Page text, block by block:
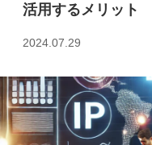
活用するメリット
2024.07.29